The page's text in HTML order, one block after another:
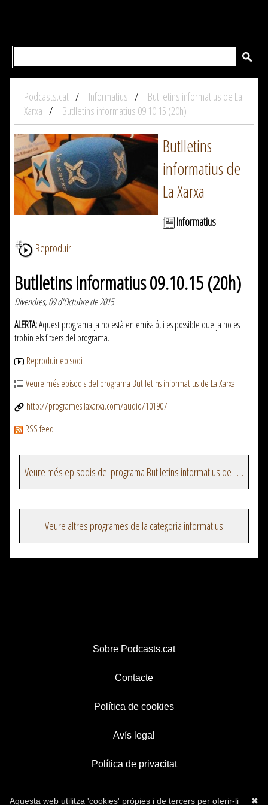
Podcasts.cat Informatius
Butlletins informatius de La
Xarxa
Butlletins informatius 09.10.15 (20h)
Butlletins
informatius de
La Xarxa
Informatius
Reproduir
Butlletins informatius 09.10.15 (20h)
Divendres, 09 d'Octubre de 2015
ALERTA:Aquest programa ja no està en emissió, i es possible que ja no es
trobin els fitxers del programa.
Reproduir episodi
Veure més episodis del programa Butlletins informatius de La Xarxa
http://programes.laxarxa.com/audio/101907
RSS feed
Veure més episodis del programa Butlletins informatius de La Xarxa
Veure altres programes de la categoria informatius
Sobre Podcasts.cat
Contacte
Política de cookies
Avís legal
Política de privacitat
✖
Aquesta web utilitza 'cookies' pròpies i de tercers per oferir-li